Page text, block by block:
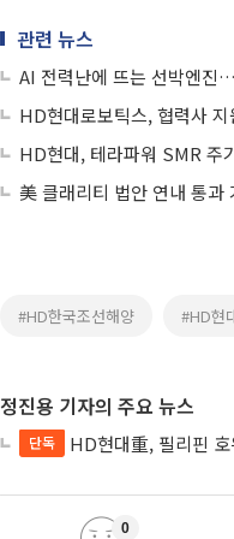
관련 뉴스
AI 전력난에 뜨는 선박엔진
HD현대로보틱스, 협력사
HD현대, 테라파워 SMR 주
美 클래리티 법안 연내 통
#HD한국조선해양 #HD현
정진용 기자의 주요 뉴스
단독 HD현대重, 필리핀
0